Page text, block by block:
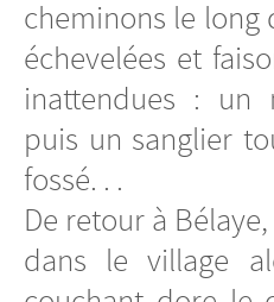
cheminons le long
échevelées et
inattendues : un
puis un sanglier
fossé. . .
De retour à
dans le village